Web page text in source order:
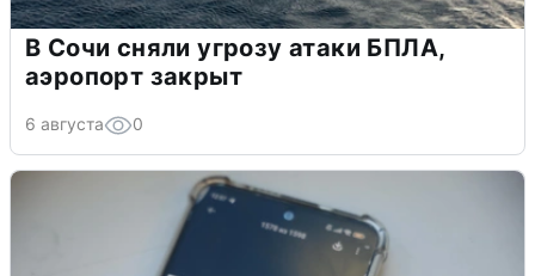
В Сочи сняли угрозу атаки БПЛА,
аэропорт закрыт
6 августа 0